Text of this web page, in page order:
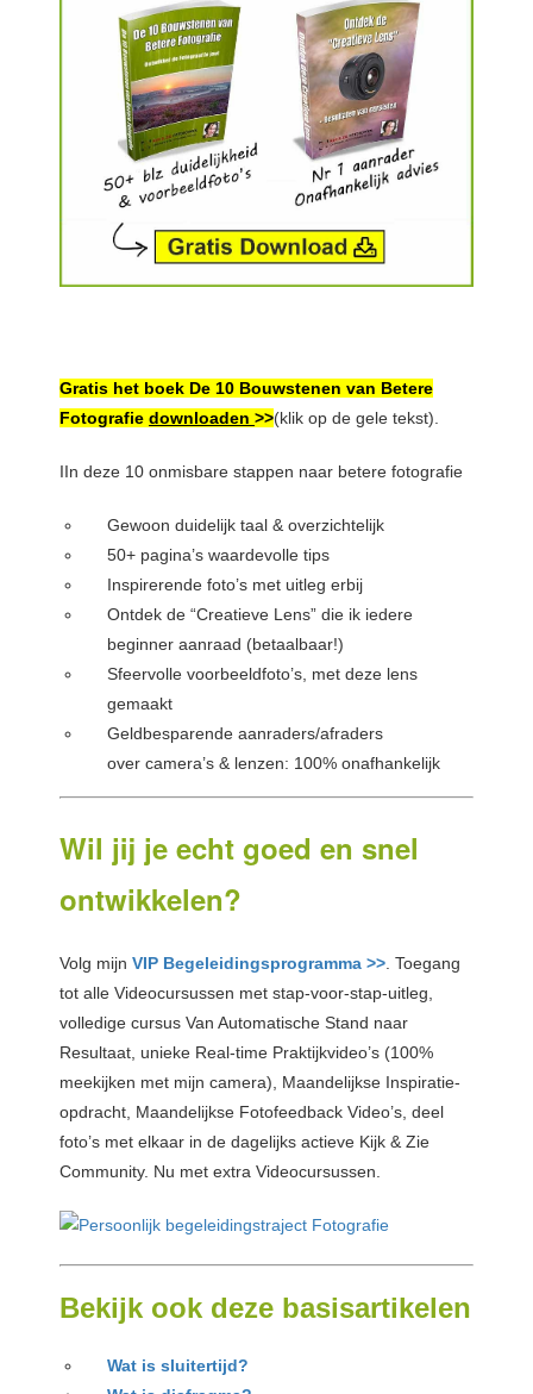
Gratis het boek De 10 Bouwstenen van Betere
Fotografie downloaden >>(klik op de gele tekst).
IIn deze 10 onmisbare stappen naar betere fotografie
Gewoon duidelijk taal & overzichtelijk
50+ pagina’s waardevolle tips
Inspirerende foto’s met uitleg erbij
Ontdek de “Creatieve Lens” die ik iedere
beginner aanraad (betaalbaar!)
Sfeervolle voorbeeldfoto’s, met deze lens
gemaakt
Geldbesparende aanraders/afraders
over camera’s & lenzen: 100% onafhankelijk
Wil jij je echt goed en snel
ontwikkelen?
Volg mijn VIP Begeleidingsprogramma >> . Toegang
tot alle Videocursussen met stap-voor-stap-uitleg,
volledige cursus Van Automatische Stand naar
Resultaat, unieke Real-time Praktijkvideo’s (100%
meekijken met mijn camera), Maandelijkse Inspiratie-
opdracht, Maandelijkse Fotofeedback Video’s, deel
foto’s met elkaar in de dagelijks actieve Kijk & Zie
Community. Nu met extra Videocursussen.
Bekijk ook deze basisartikelen
Wat is sluitertijd?